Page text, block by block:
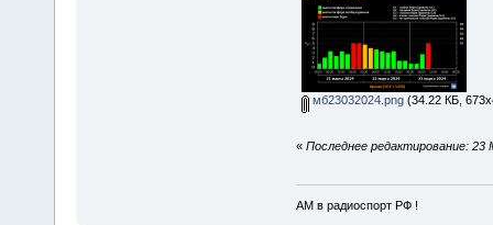
мб23032024.png(34.22 КБ,
« Последнее редактирование:
АМ в радиоспорт РФ !